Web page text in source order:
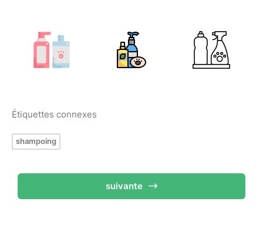
Étiquettes connexes
shampoing
suivante